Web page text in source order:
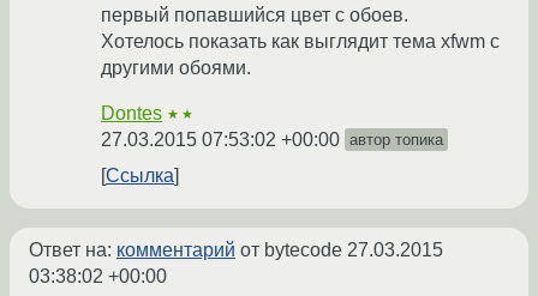
первый попавшийся цвет с обоев.
Хотелось показать как выглядит тема xfwm с
другими обоями.
Dontes ★★
27.03.2015 07:53:02 +00:00 автор топика
Ссылка
Ответ на: комментарий от bytecode 27.03.2015
03:38:02 +00:00